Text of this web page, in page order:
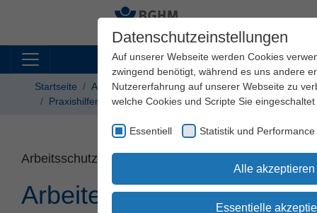
Startseite
Arbeitssicherheit und Gesundheitsschutz
Praxishilfen
Arbeitsschutz Kompakt
Arbeitsschutz Kompakt Nr. 127
Arbeiten an
Datenschutzeinstellungen
Auf unserer Webseite werden Cookies
zwingend benötigt, während es uns andere
Nutzererfahrung auf unserer Webseite zu
welche Cookies und Scripte Sie
Essentiell Statistik und Performance
Alle akzeptieren
Essentielle